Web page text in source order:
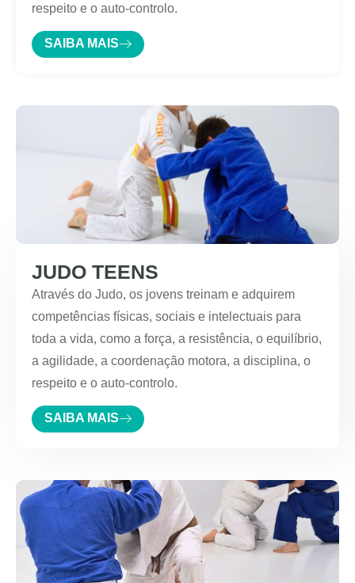
respeito e o auto-controlo.
SAIBA MAIS
JUDO TEENS
Através do Judo, os jovens treinam e adquirem
competências físicas, sociais e intelectuais para
toda a vida, como a força, a resistência, o equilíbrio,
a agilidade, a coordenação motora, a disciplina, o
respeito e o auto-controlo.
SAIBA MAIS